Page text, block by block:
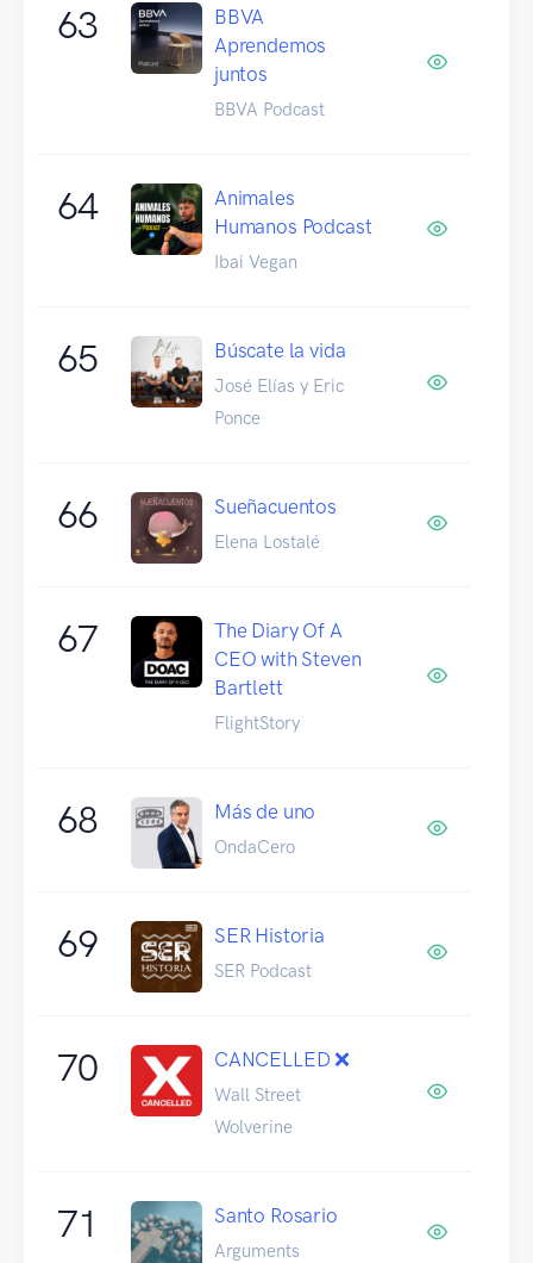
63
BBVA
Aprendemos
juntos
BBVA Podcast
64
Animales
Humanos Podcast
Ibai Vegan
65 Búscate la vida
José Elías y Eric
Ponce
66 Sueñacuentos
Elena Lostalé
67
The Diary Of A
CEO with Steven
Bartlett
FlightStory
68 Más de uno
OndaCero
69 SER Historia
SER Podcast
70 CANCELLED ❌
Wall Street
Wolverine
71 Santo Rosario
Arguments